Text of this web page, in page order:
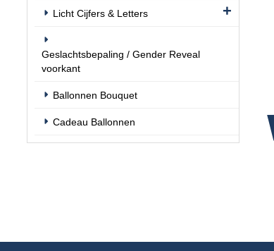
Licht Cijfers & Letters
Geslachtsbepaling / Gender Reveal
voorkant
Ballonnen Bouquet
Cadeau Ballonnen